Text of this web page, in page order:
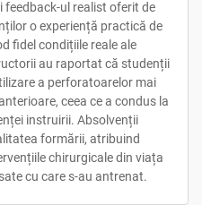
ul realist oferit de
o experiență practică de
fidel condițiile reale ale
au raportat că studenții
a perforatoarelor mai
ceea ce a condus la
instruirii. Absolvenții
formării, atribuind
chirurgicale din viața
cu care s-au antrenat.